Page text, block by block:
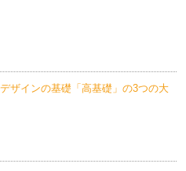
デザインの基礎「高基礎」の3つの大